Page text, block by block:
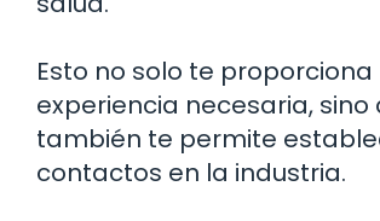
Esto no solo te proporciona
experiencia necesaria, sino
también te permite
contactos en la industria.